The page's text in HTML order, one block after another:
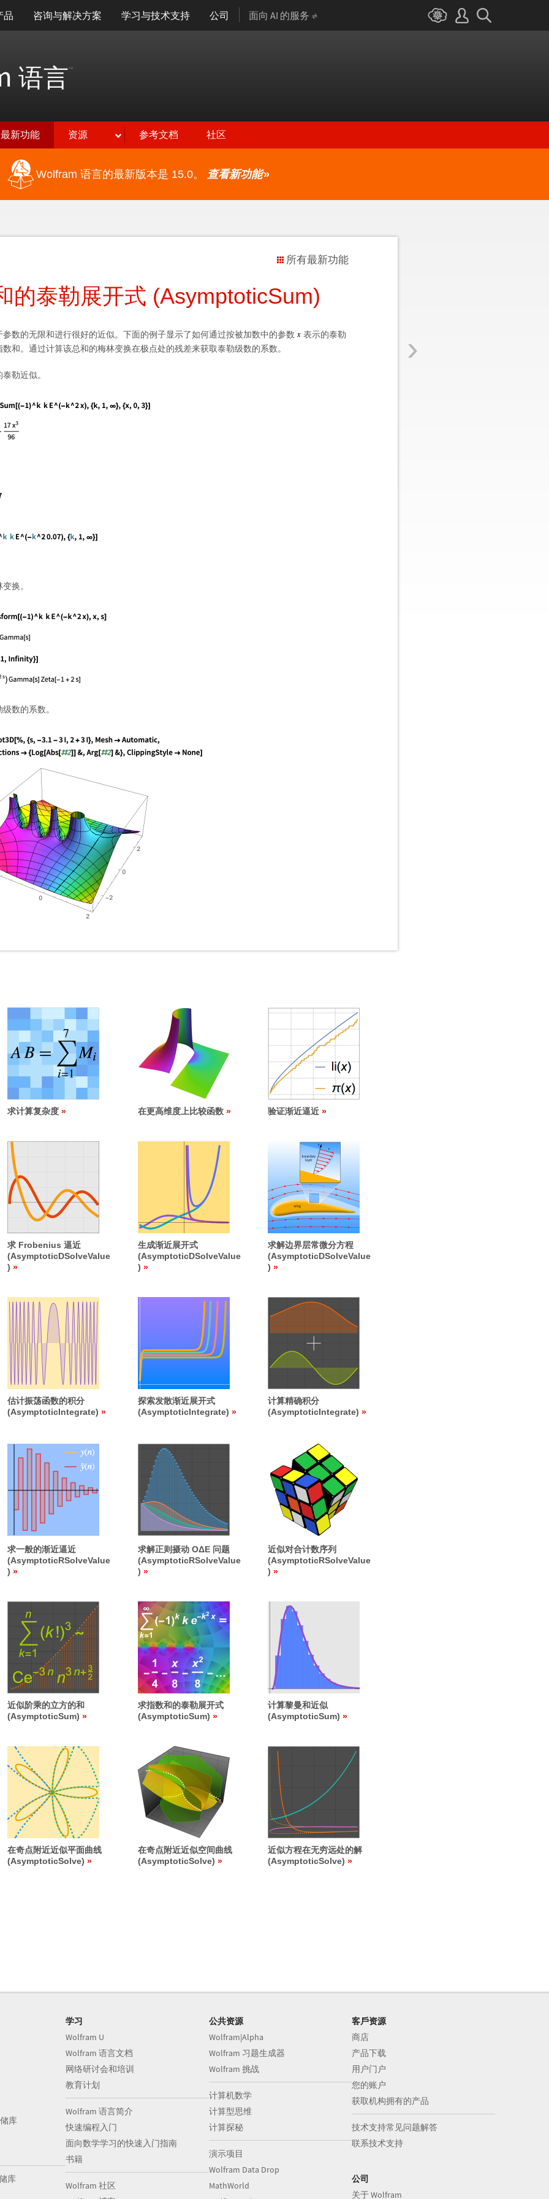
品 咨询与解决方案 学习与技术支持 公司 面向 AI 的服务
语言™
最新功能 资源 参考文档 社区
Wolfram 语言的最新版本是 15.0。 查看新功能»
›
所有最新功能
的泰勒展开式 (AsymptoticSum)
数的无限和进行很好的近似。下面的例子显示了如何通过按被加数中的参数
表示的泰勒
和。通过计算该总和的梅林变换在极点处的残差来获取泰勒级数的系数。
勒近似。
换。
数的系数。
求计算复杂度 在更高维度上比较函数 验证渐近逼近
求 Frobenius 逼近
(AsymptoticDSolveValue
)
生成渐近展开式
(AsymptoticDSolveValue
)
求解边界层常微分方程
(AsymptoticDSolveValue
)
估计振荡函数的积分
(AsymptoticIntegrate)
探索发散渐近展开式
(AsymptoticIntegrate)
计算精确积分
(AsymptoticIntegrate)
求一般的渐近逼近
(AsymptoticRSolveValue
)
求解正则摄动 OΔE 问题
(AsymptoticRSolveValue
)
近似对合计数序列
(AsymptoticRSolveValue
)
近似阶乘的立方的和
(AsymptoticSum)
求指数和的泰勒展开式
(AsymptoticSum)
计算黎曼和近似
(AsymptoticSum)
在奇点附近近似平面曲线
(AsymptoticSolve)
在奇点附近近似空间曲线
(AsymptoticSolve)
近似方程在无穷远处的解
(AsymptoticSolve)
库
库
学习
Wolfram U
Wolfram 语言文档
网络研讨会和培训
教育计划
Wolfram 语言简介
快速编程入门
面向数学学习的快速入门指南
书籍
Wolfram 社区
公共资源
Wolfram|Alpha
Wolfram 习题生成器
Wolfram 挑战
计算机数学
计算型思维
计算探秘
演示项目
Wolfram Data Drop
MathWorld
客戶资源
商店
产品下载
用户门户
您的账户
获取机构拥有的产品
技术支持常见问题解答
联系技术支持
公司
关于 Wolfram